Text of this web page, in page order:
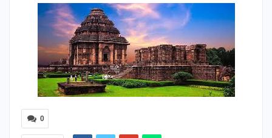
0